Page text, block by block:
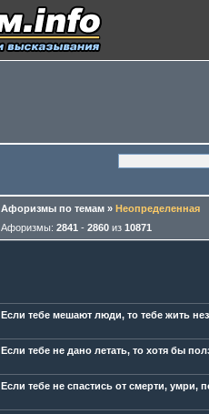
Афоризмы по темам » Неопределенная
Афоризмы: 2841 - 2860 из 10871
Если тебе мешают люди, то тебе жить
Если тебе не дано летать, то хотя бы
Если тебе не спастись от смерти, умри,